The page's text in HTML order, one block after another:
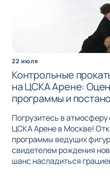
22 июля
Контрольные
на ЦСКА Арене:
программы и
Погрузитесь в атмосферу
ЦСКА Арене в Москве!
программы ведущих
свидетелем рождения
шанс насладиться